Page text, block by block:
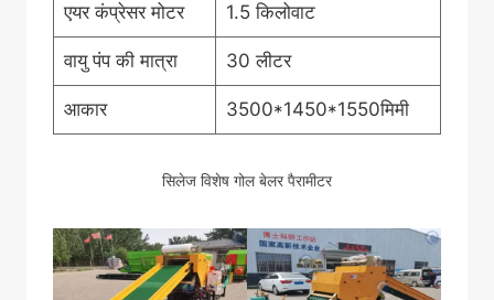
एयर कंप्रेसर मोटर 1.5 किलोवाट
वायु पंप की मात्रा 30 लीटर
आकार 3500*1450*1550मिमी
सिलेज विशेष गोल बेलर पैरामीटर